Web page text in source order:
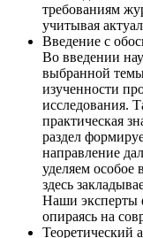
требованиям
учитывая
Введение с
Во введении
выбранной
изученности
исследования.
практическая
раздел
направление
уделяем
здесь
Наши эксперты
опираясь на
Теоретический